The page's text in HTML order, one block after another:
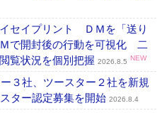
セイプリント ＤＭを「送り
で開封後の行動を可視化 二
覧状況を個別把握 2026.8.5 NEW
３社、ツースター２社を新規
ター認定募集を開始 2026.8.4